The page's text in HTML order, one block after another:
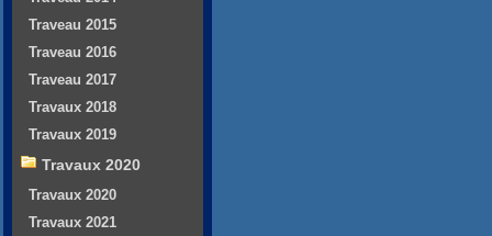
Traveau 2015
Traveau 2016
Traveau 2017
Travaux 2018
Travaux 2019
Travaux 2020
Travaux 2020
Travaux 2021